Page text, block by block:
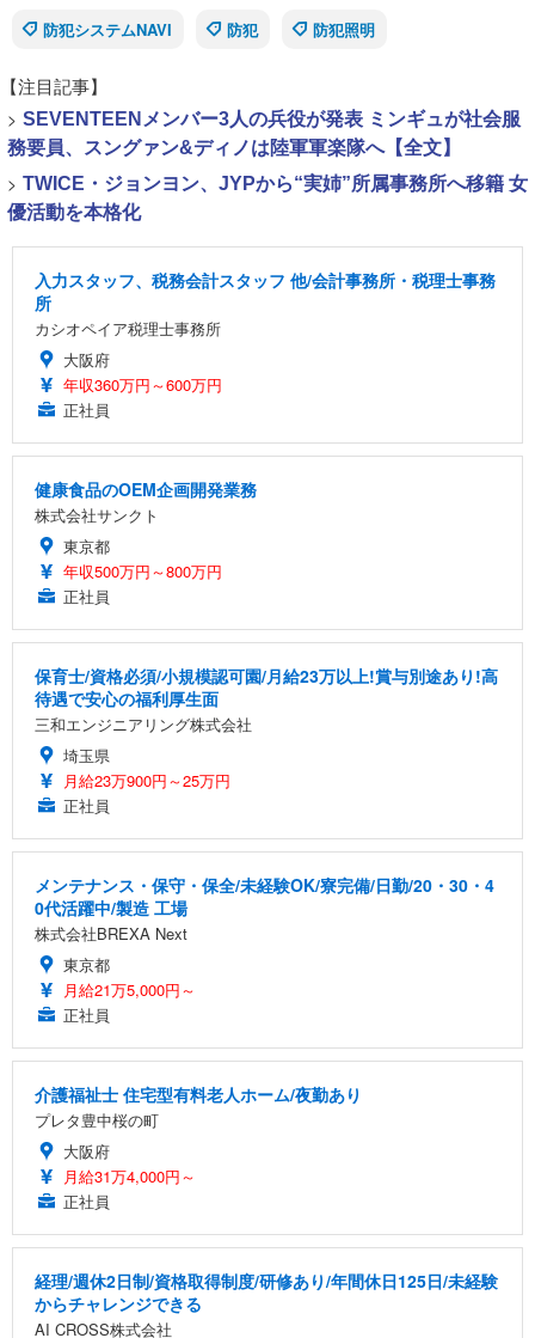
防犯システムNAVI
防犯 防犯照明
【注目記事】
> SEVENTEENメンバー3人の兵役が発表 ミンギュが社会服
務要員、スングァン&ディノは陸軍軍楽隊へ【全文】
> TWICE・ジョンヨン、JYPから“実姉”所属事務所へ移籍 女
優活動を本格化
入力スタッフ、税務会計スタッフ 他/会計事務所・税理士事務
所
カシオペイア税理士事務所
大阪府
年収360万円～600万円
正社員
健康食品のOEM企画開発業務
株式会社サンクト
東京都
年収500万円～800万円
正社員
保育士/資格必須/小規模認可園/月給23万以上!賞与別途あり!高
待遇で安心の福利厚生面
三和エンジニアリング株式会社
埼玉県
月給23万900円～25万円
正社員
メンテナンス・保守・保全/未経験OK/寮完備/日勤/20・30・4
0代活躍中/製造 工場
株式会社BREXA Next
東京都
月給21万5,000円～
正社員
介護福祉士 住宅型有料老人ホーム/夜勤あり
プレタ豊中桜の町
大阪府
月給31万4,000円～
正社員
経理/週休2日制/資格取得制度/研修あり/年間休日125日/未経験
からチャレンジできる
AI CROSS株式会社